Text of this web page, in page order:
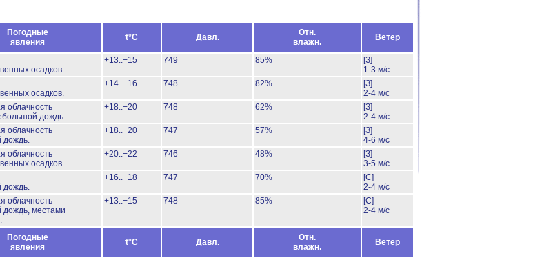
Погодные
явления
t°C Давл.
Отн.
влажн.
Ветер
осадков.
+13..+15 749 85%
[З]
1-3 м/с
осадков.
+14..+16 748 82%
[З]
2-4 м/с
облачность
дождь.
+18..+20 748 62%
[З]
2-4 м/с
облачность
дождь.
+18..+20 747 57%
[З]
4-6 м/с
облачность
осадков.
+20..+22 746 48%
[З]
3-5 м/с
дождь.
+16..+18 747 70%
[С]
2-4 м/с
облачность
местами
+13..+15 748 85%
[С]
2-4 м/с
Погодные
явления
t°C Давл.
Отн.
влажн.
Ветер